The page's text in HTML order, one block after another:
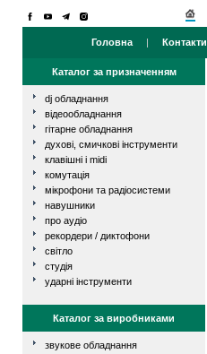
Головна | Контакти
Каталог за призначенням
dj обладнання
відеообладнання
гітарне обладнання
духові, смичкові інструменти
клавішні і midi
комутація
мікрофони та радіосистеми
навушники
про аудіо
рекордери / диктофони
світло
студія
ударні інструменти
Каталог за виробниками
звукове обладнання